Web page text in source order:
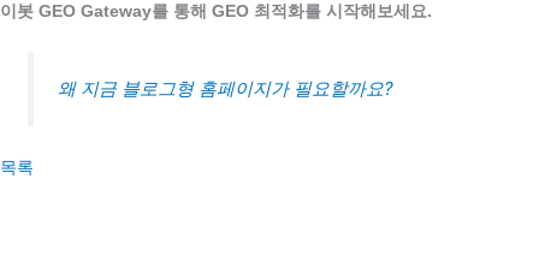
이봇 GEO Gateway를 통해 GEO 최적화를 시작해보세요.
왜 지금 블로그형 홈페이지가 필요할까요?
목록